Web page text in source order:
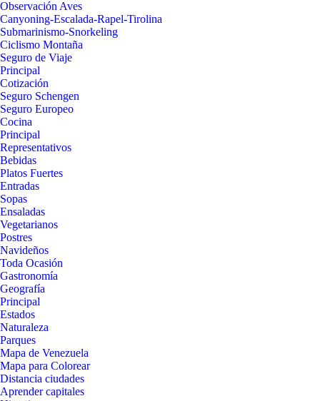
Observación Aves
Canyoning-Escalada-Rapel-Tirolina
Submarinismo-Snorkeling
Ciclismo Montaña
Seguro de Viaje
Principal
Cotización
Seguro Schengen
Seguro Europeo
Cocina
Principal
Representativos
Bebidas
Platos Fuertes
Entradas
Sopas
Ensaladas
Vegetarianos
Postres
Navideños
Toda Ocasión
Gastronomía
Geografía
Principal
Estados
Naturaleza
Parques
Mapa de Venezuela
Mapa para Colorear
Distancia ciudades
Aprender capitales